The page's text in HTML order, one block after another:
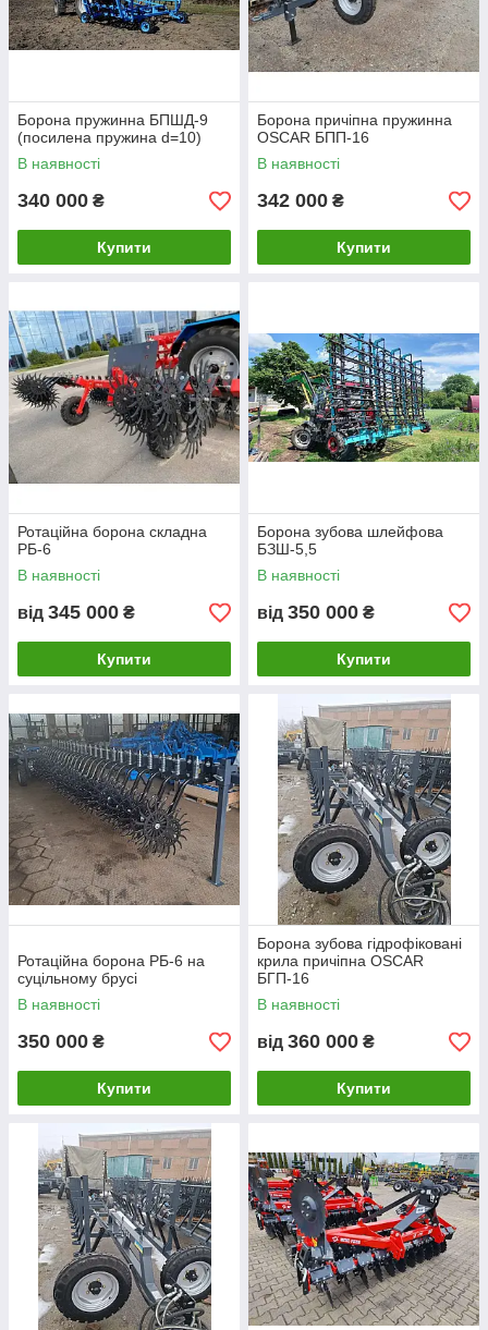
Борона пружинна БПШД-9
(посилена пружина d=10)
В наявності
340 000 ₴
Купити
Борона причіпна пружинна
OSCAR БПП-16
В наявності
342 000 ₴
Купити
Ротаційна борона складна
РБ-6
В наявності
від 345 000 ₴
Купити
Борона зубова шлейфова
БЗШ-5,5
В наявності
від 350 000 ₴
Купити
Ротаційна борона РБ-6 на
суцільному брусі
В наявності
350 000 ₴
Купити
Борона зубова гідрофіковані
крила причіпна OSCAR
БГП-16
В наявності
від 360 000 ₴
Купити